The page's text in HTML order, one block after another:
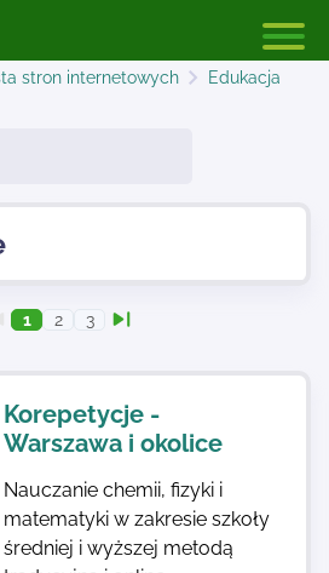
stron internetowych
Edukacja
1 2 3
Korepetycje -
Warszawa i okolice
Nauczanie chemii, fizyki i
matematyki w zakresie szkoły
średniej i wyższej metodą